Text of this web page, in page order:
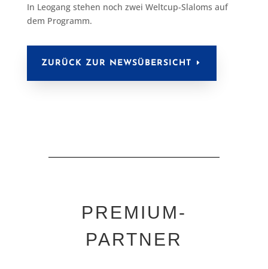
In Leogang stehen noch zwei Weltcup-Slaloms auf
dem Programm.
ZURÜCK ZUR NEWSÜBERSICHT
PREMIUM-
PARTNER